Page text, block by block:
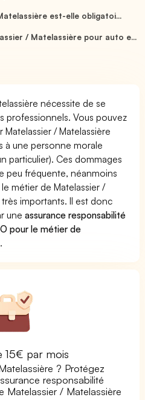
est-elle obligatoi...
/ Matelassière pour auto e...
nécessite de se
professionnels. Vous pouvez
/ Matelassière
à une personne morale
particulier). Ces dommages
peu fréquente, néanmoins
métier de Matelassier /
importants. Il est donc
uneassurance responsabilité
pour le métier de
.
15€ par mois
? Protégez
responsabilité
Matelassier / Matelassière